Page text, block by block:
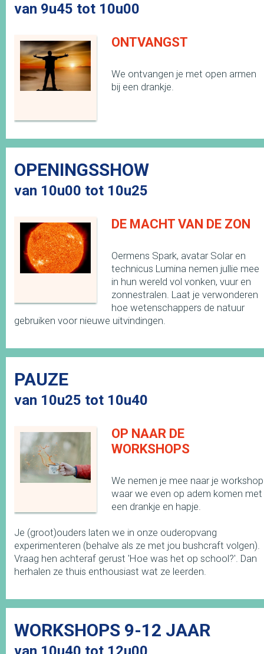
van 9u45 tot 10u00
ONTVANGST
We ontvangen je met open armen
bij een drankje.
OPENINGSSHOW
van 10u00 tot 10u25
DE MACHT VAN DE ZON
Oermens Spark, avatar Solar en
technicus Lumina nemen jullie mee
in hun wereld vol vonken, vuur en
zonnestralen. Laat je verwonderen
hoe wetenschappers de natuur
gebruiken voor nieuwe uitvindingen.
PAUZE
van 10u25 tot 10u40
OP NAAR DE
WORKSHOPS
We nemen je mee naar je workshop
waar we even op adem komen met
een drankje en hapje.
Je (groot)ouders laten we in onze ouderopvang
experimenteren (behalve als ze met jou bushcraft volgen).
Vraag hen achteraf gerust 'Hoe was het op school?'. Dan
herhalen ze thuis enthousiast wat ze leerden.
WORKSHOPS 9-12 JAAR